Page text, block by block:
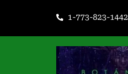
contenido
1-773-823-1442